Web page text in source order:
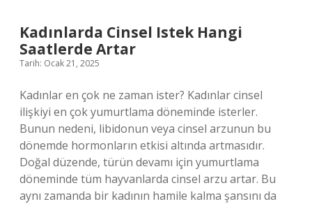
Kadınlarda Cinsel Istek Hangi
Saatlerde Artar
Tarih: Ocak 21, 2025
Kadınlar en çok ne zaman ister? Kadınlar cinsel
ilişkiyi en çok yumurtlama döneminde isterler.
Bunun nedeni, libidonun veya cinsel arzunun bu
dönemde hormonların etkisi altında artmasıdır.
Doğal düzende, türün devamı için yumurtlama
döneminde tüm hayvanlarda cinsel arzu artar. Bu
aynı zamanda bir kadının hamile kalma şansını da